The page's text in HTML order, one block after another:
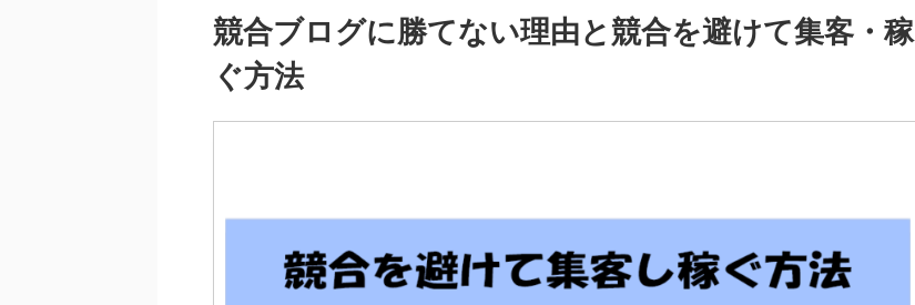
競合ブログに勝てない理由と競合を避けて集客・稼
ぐ方法